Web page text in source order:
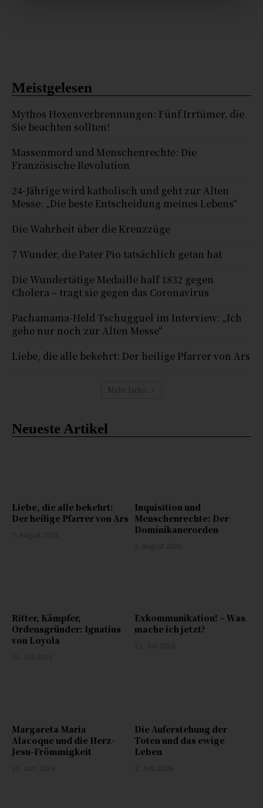
Neueste Artikel
Liebe, die alle bekehrt:
Der heilige Pfarrer von Ars
Inquisition und
Menschenrechte: Der
Dominikanerorden
Ritter, Kämpfer,
Ordensgründer: Ignatius
von Loyola
Exkommunikation! – Was
mache ich jetzt?
Margareta Maria
Alacoque und die Herz-
Jesu-Frömmigkeit
Die Auferstehung der
Toten und das ewige
Leben
Meistgelesen
Mythos Hexenverbrennungen: Fünf Irrtümer, die
Sie beachten sollten!
Massenmord und Menschenrechte: Die
Französische Revolution
24-Jährige wird katholisch und geht zur Alten
Messe: „Die beste Entscheidung meines Lebens“
Die Wahrheit über die Kreuzzüge
7 Wunder, die Pater Pio tatsächlich getan hat
Die Wundertätige Medaille half 1832 gegen
Cholera – tragt sie gegen das Coronavirus
Pachamama-Held Tschugguel im Interview: „Ich
gehe nur noch zur Alten Messe“
Liebe, die alle bekehrt: Der heilige Pfarrer von Ars
Mehr laden